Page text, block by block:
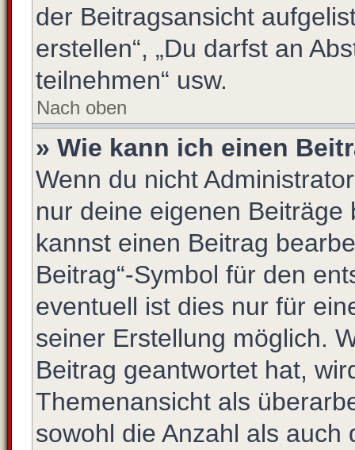
der Beitragsansicht
erstellen“, „Du darfst an
teilnehmen“ usw.
Nach oben
» Wie kann ich einen
Wenn du nicht
nur deine eigenen
kannst einen Beitrag
Beitrag“-Symbol für den
eventuell ist dies nur für
seiner Erstellung möglich.
Beitrag geantwortet hat,
Themenansicht als
sowohl die Anzahl als